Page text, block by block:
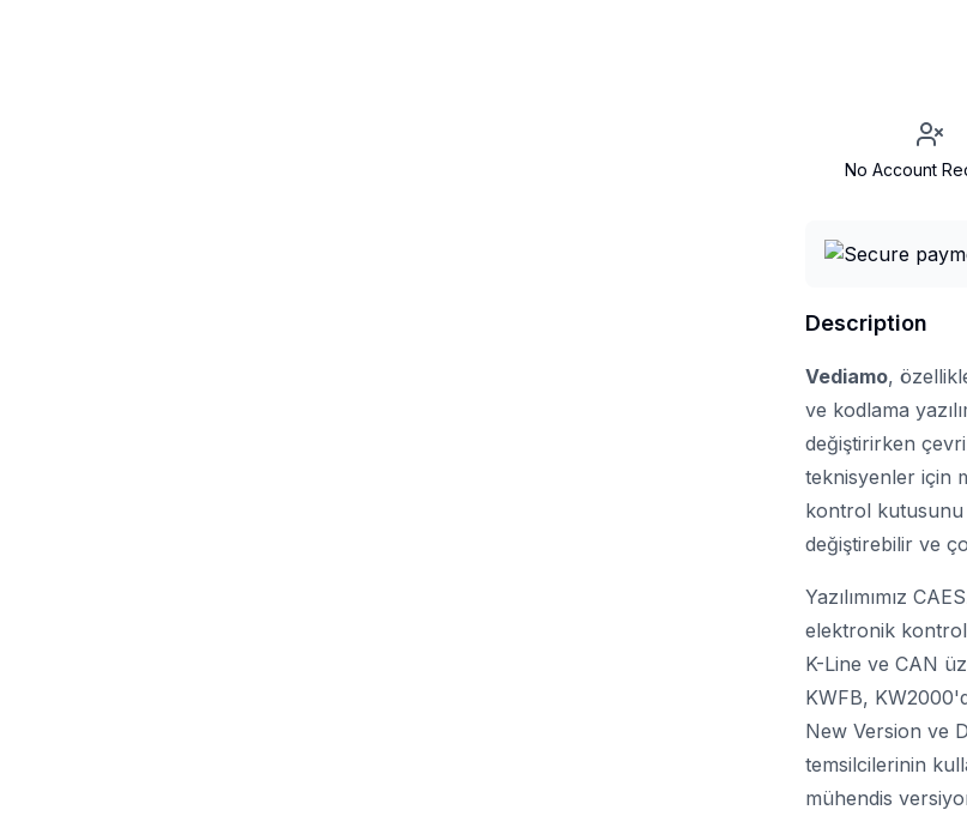
No Account
Description
Vediamo,
ve kodlama
değiştirirken
teknisyenler için
kontrol kutusunu
değiştirebilir ve
Yazılımımız
elektronik kontrol
K-Line ve CAN
KWFB,
New Version ve
temsilcilerinin
mühendis